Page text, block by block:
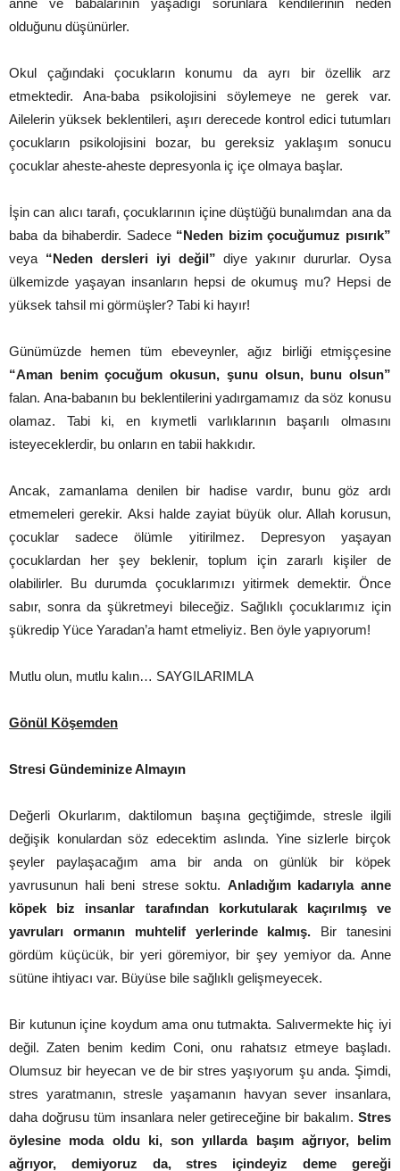
anne ve babalarının yaşadığı sorunlara kendilerinin neden
olduğunu düşünürler.
Okul çağındaki çocukların konumu da ayrı bir özellik arz
etmektedir. Ana-baba psikolojisini söylemeye ne gerek var.
Ailelerin yüksek beklentileri, aşırı derecede kontrol edici tutumları
çocukların psikolojisini bozar, bu gereksiz yaklaşım sonucu
çocuklar aheste-aheste depresyonla iç içe olmaya başlar.
İşin can alıcı tarafı, çocuklarının içine düştüğü bunalımdan ana da
baba da bihaberdir. Sadece “Neden bizim çocuğumuz pısırık”
veya “Neden dersleri iyi değil” diye yakınır dururlar. Oysa
ülkemizde yaşayan insanların hepsi de okumuş mu? Hepsi de
yüksek tahsil mi görmüşler? Tabi ki hayır!
Günümüzde hemen tüm ebeveynler, ağız birliği etmişçesine
“Aman benim çocuğum okusun, şunu olsun, bunu olsun”
falan. Ana-babanın bu beklentilerini yadırgamamız da söz konusu
olamaz. Tabi ki, en kıymetli varlıklarının başarılı olmasını
isteyeceklerdir, bu onların en tabii hakkıdır.
Ancak, zamanlama denilen bir hadise vardır, bunu göz ardı
etmemeleri gerekir. Aksi halde zayiat büyük olur. Allah korusun,
çocuklar sadece ölümle yitirilmez. Depresyon yaşayan
çocuklardan her şey beklenir, toplum için zararlı kişiler de
olabilirler. Bu durumda çocuklarımızı yitirmek demektir. Önce
sabır, sonra da şükretmeyi bileceğiz. Sağlıklı çocuklarımız için
şükredip Yüce Yaradan’a hamt etmeliyiz. Ben öyle yapıyorum!
Mutlu olun, mutlu kalın… SAYGILARIMLA
Gönül Köşemden
Stresi Gündeminize Almayın
Değerli Okurlarım, daktilomun başına geçtiğimde, stresle ilgili
değişik konulardan söz edecektim aslında. Yine sizlerle birçok
şeyler paylaşacağım ama bir anda on günlük bir köpek
yavrusunun hali beni strese soktu. Anladığım kadarıyla anne
köpek biz insanlar tarafından korkutularak kaçırılmış ve
yavruları ormanın muhtelif yerlerinde kalmış. Bir tanesini
gördüm küçücük, bir yeri göremiyor, bir şey yemiyor da. Anne
sütüne ihtiyacı var. Büyüse bile sağlıklı gelişmeyecek.
Bir kutunun içine koydum ama onu tutmakta. Salıvermekte hiç iyi
değil. Zaten benim kedim Coni, onu rahatsız etmeye başladı.
Olumsuz bir heyecan ve de bir stres yaşıyorum şu anda. Şimdi,
stres yaratmanın, stresle yaşamanın havyan sever insanlara,
daha doğrusu tüm insanlara neler getireceğine bir bakalım. Stres
öylesine moda oldu ki, son yıllarda başım ağrıyor, belim
ağrıyor, demiyoruz da, stres içindeyiz deme gereği